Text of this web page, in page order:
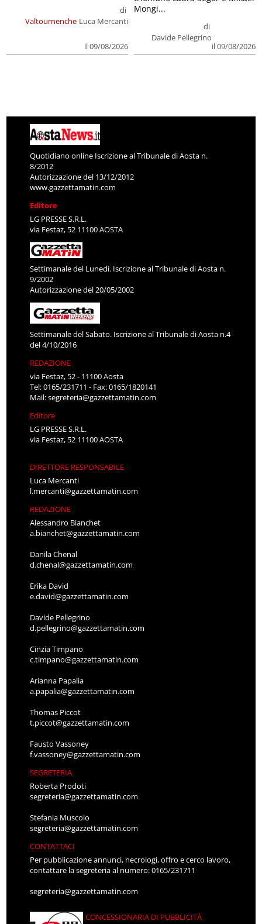
Valtournenche
di
Luca Mercanti
il 09/08/2026
di
Davide Pellegrino
il 09/08/2026
Mongi...
Quotidiano online Iscrizione al Tribunale di Aosta n.
8/2012
Autorizzazione del 13/12/2012
www.gazzettamatin.com
Editore
LG PRESSE S.R.L.
via Festaz, 52 11100 AOSTA
Settimanale del Lunedì. Iscrizione al Tribunale di Aosta n.
9/2002
Autorizzazione del 20/05/2002
Settimanale del Sabato. Iscrizione al Tribunale di Aosta n.4
del 4/10/2016
REDAZIONE
via Festaz, 52 - 11100 Aosta
Tel: 0165/231711 - Fax: 0165/1820141
Mail:segreteria@gazzettamatin.com
Editore
LG PRESSE S.R.L.
via Festaz, 52 11100 AOSTA
DIRETTORE RESPONSABILE
Luca Mercanti
l.mercanti@gazzettamatin.com
REDAZIONE
Alessandro Bianchet
a.bianchet@gazzettamatin.com
Danila Chenal
d.chenal@gazzettamatin.com
Erika David
e.david@gazzettamatin.com
Davide Pellegrino
d.pellegrino@gazzettamatin.com
Cinzia Timpano
c.timpano@gazzettamatin.com
Arianna Papalia
a.papalia@gazzettamatin.com
Thomas Piccot
t.piccot@gazzettamatin.com
Fausto Vassoney
f.vassoney@gazzettamatin.com
SEGRETERIA
Roberta Prodoti
segreteria@gazzettamatin.com
Stefania Muscolo
segreteria@gazzettamatin.com
CONTATTACI
Per pubblicazione annunci, necrologi, offro e cerco lavoro,
contattare la segreteria al numero: 0165/231711
segreteria@gazzettamatin.com
CONCESSIONARIA DI PUBBLICITÀ